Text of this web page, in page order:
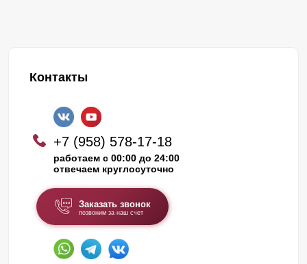
Контакты
+7 (958) 578-17-18
работаем с 00:00 до 24:00
отвечаем круглосуточно
Заказать звонок
позвоним за наш счет